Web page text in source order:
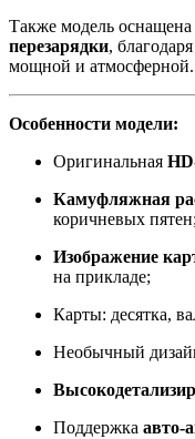
Также модель оснащена
перезарядки,
мощной и атмосферной.
Особенности модели:
Оригинальная
Камуфляжная
коричневых
Изображение
на прикладе;
Карты: десятка,
Необычный
Поддержка авто-